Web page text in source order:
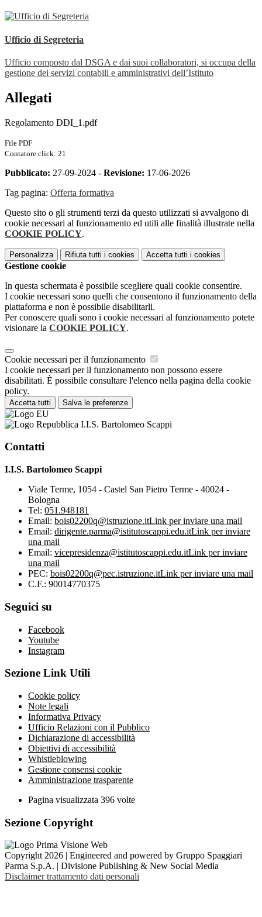
Ufficio di Segreteria
Ufficio composto dal DSGA e dai suoi collaboratori, si occupa della
gestione dei servizi contabili e amministrativi dell’Istituto
Allegati
Regolamento DDI_1.pdf
File PDF
Contatore click: 21
Pubblicato: 27-09-2024 - Revisione: 17-06-2026
Tag pagina: Offerta formativa
Questo sito o gli strumenti terzi da questo utilizzati si avvalgono di
cookie necessari al funzionamento ed utili alle finalità illustrate nella
COOKIE POLICY.
Personalizza Rifiuta tutti i cookies Accetta tutti i cookies
Gestione cookie
In questa schermata è possibile scegliere quali cookie consentire.
I cookie necessari sono quelli che consentono il funzionamento della
piattaforma e non è possibile disabilitarli.
Per conoscere quali sono i cookie necessari al funzionamento potete
visionare la COOKIE POLICY.
Cookie necessari per il funzionamento
I cookie necessari per il funzionamento non possono essere
disabilitati. È possibile consultare l'elenco nella pagina della cookie
policy.
Accetta tutti Salva le preferenze
I.I.S. Bartolomeo Scappi
Contatti
I.I.S. Bartolomeo Scappi
Viale Terme, 1054 - Castel San Pietro Terme - 40024 -
Bologna
Tel: 051.948181
Email: bois02200q@istruzione.itLink per inviare una mail
Email: dirigente.parma@istitutoscappi.edu.itLink per inviare
una mail
Email: vicepresidenza@istitutoscappi.edu.itLink per inviare
una mail
PEC: bois02200q@pec.istruzione.itLink per inviare una mail
C.F.: 90014770375
Seguici su
Facebook
Youtube
Instagram
Sezione Link Utili
Cookie policy
Note legali
Informativa Privacy
Ufficio Relazioni con il Pubblico
Dichiarazione di accessibilità
Obiettivi di accessibilità
Whistleblowing
Gestione consensi cookie
Amministrazione trasparente
Pagina visualizzata 396 volte
Sezione Copyright
Copyright 2026 | Engineered and powered by Gruppo Spaggiari
Parma S.p.A. | Divisione Publishing & New Social Media
Disclaimer trattamento dati personali